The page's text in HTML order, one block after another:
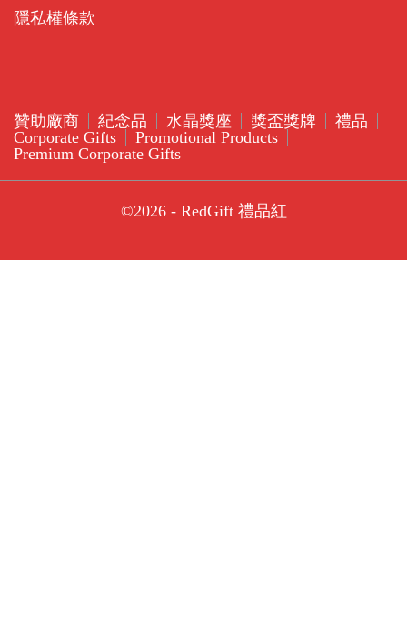
隱私權條款
贊助廠商 紀念品 水晶獎座 獎盃獎牌
禮品
Corporate Gifts
Promotional Products
Premium Corporate Gifts
©2026 - RedGift 禮品紅